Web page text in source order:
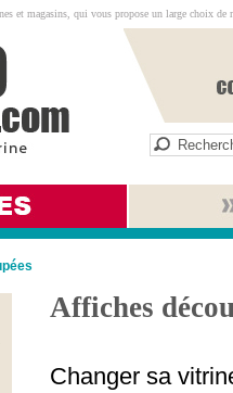
et magasins, qui vous propose un large choix de
Affiches
Changer sa